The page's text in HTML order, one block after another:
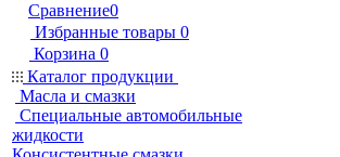
Сравнение0
Избранные товары 0
Корзина 0
Каталог продукции
Масла и смазки
Специальные автомобильные
жидкости